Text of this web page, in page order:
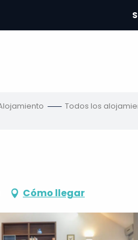
Todos los
Cómo llegar